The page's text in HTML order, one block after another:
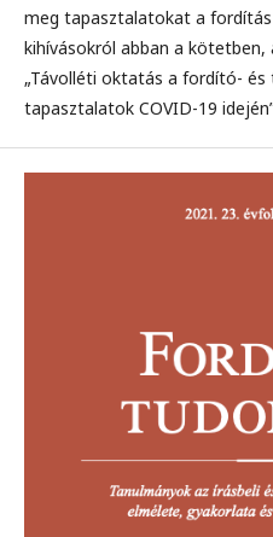
meg tapasztalatokat a
kihívásokról abban a
„Távolléti oktatás a fordító- és
tapasztalatok COVID-19